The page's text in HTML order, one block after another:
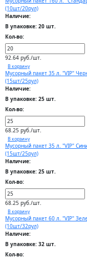
(10шт/20рул)
Наличие:
В упаковке: 20 шт.
Кол-во:
92.64 руб./шт.
В корзину
Мусорный пакет 35 л. "VIP"
(15шт/25рул)
Наличие:
В упаковке: 25 шт.
Кол-во:
68.25 руб./шт.
В корзину
Мусорный пакет 35 л. "VIP"
(15шт/25рул)
Наличие:
В упаковке: 25 шт.
Кол-во:
68.25 руб./шт.
В корзину
Мусорный пакет 60 л. "VIP"
(10шт/32рул)
Наличие:
В упаковке: 32 шт.
Кол-во: